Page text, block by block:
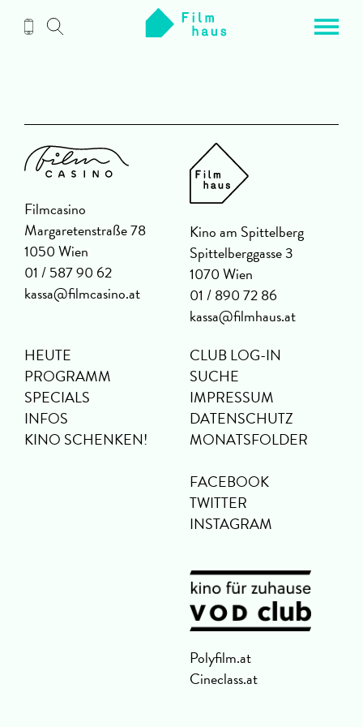
Inhalt
Filmcasino
Margaretenstraße 78
1050 Wien
01 / 587 90 62
kassa@filmcasino.at
Kino am Spittelberg
Spittelberggasse 3
1070 Wien
01 / 890 72 86
kassa@filmhaus.at
HEUTE
PROGRAMM
SPECIALS
INFOS
KINO SCHENKEN!
CLUB LOG-IN
SUCHE
IMPRESSUM
DATENSCHUTZ
MONATSFOLDER
FACEBOOK
TWITTER
INSTAGRAM
Polyfilm.at
Cineclass.at